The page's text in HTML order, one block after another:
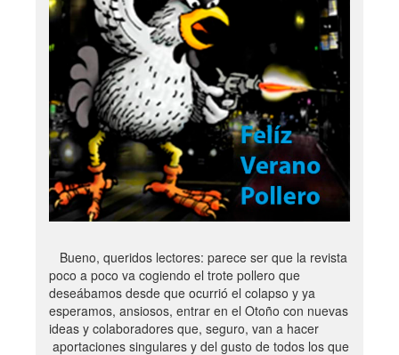
Bueno, queridos lectores: parece ser que la revista
poco a poco va cogiendo el trote pollero que
deseábamos desde que ocurrió el colapso y ya
esperamos, ansiosos, entrar en el Otoño con nuevas
ideas y colaboradores que, seguro, van a hacer
aportaciones singulares y del gusto de todos los que